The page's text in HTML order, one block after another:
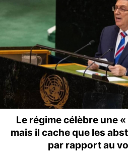
Le régime célèbre une
mais il cache que les
par rapport au